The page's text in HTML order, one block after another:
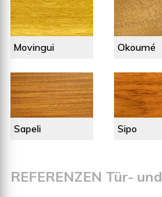
Movingui Okoumé
Sapeli Sipo
REFERENZEN Tür-